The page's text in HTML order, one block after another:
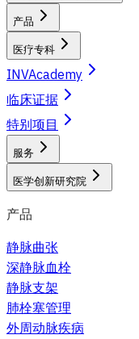
产品
医疗专科
INVAcademy
临床证据
特别项目
服务
医学创新研究院
产品
静脉曲张
深静脉血栓
静脉支架
肺栓塞管理
外周动脉疾病